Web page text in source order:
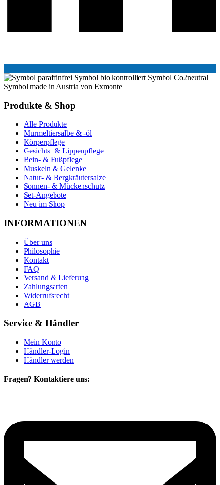
Produkte & Shop
Alle Produkte
Murmeltiersalbe & -öl
Körperpflege
Gesichts- & Lippenpflege
Bein- & Fußpflege
Muskeln & Gelenke
Natur- & Bergkräutersalze
Sonnen- & Mückenschutz
Set-Angebote
Neu im Shop
INFORMATIONEN
Über uns
Philosophie
Kontakt
FAQ
Versand & Lieferung
Zahlungsarten
Widerrufsrecht
AGB
Service & Händler
Mein Konto
Händler-Login
Händler werden
Fragen? Kontaktiere uns: